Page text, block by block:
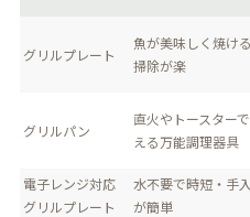
グリルプレート
魚が美味しく焼け
掃除が楽
グリルパン
直火やトースター
える万能調理器具
電子レンジ対応
グリルプレート
水不要で時短・手
が簡単